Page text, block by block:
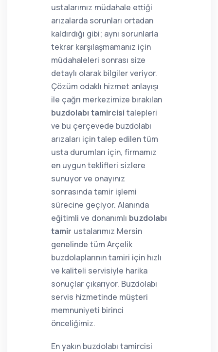
ustalarımız müdahale ettiği
arızalarda sorunları ortadan
kaldırdığı gibi; aynı sorunlarla
tekrar karşılaşmamanız için
müdahaleleri sonrası size
detaylı olarak bilgiler veriyor.
Çözüm odaklı hizmet anlayışı
ile çağrı merkezimize bırakılan
buzdolabı tamircisi talepleri
ve bu çerçevede buzdolabı
arızaları için talep edilen tüm
usta durumları için, firmamız
en uygun teklifleri sizlere
sunuyor ve onayınız
sonrasında tamir işlemi
sürecine geçiyor. Alanında
eğitimli ve donanımlı buzdolabı
tamir ustalarımız Mersin
genelinde tüm Arçelik
buzdolaplarının tamiri için hızlı
ve kaliteli servisiyle harika
sonuçlar çıkarıyor. Buzdolabı
servis hizmetinde müşteri
memnuniyeti birinci
önceliğimiz.
En yakın buzdolabı tamircisi